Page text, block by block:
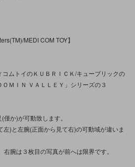
MEDI COM TOY】
コムトイのＫＵＢＲＩＣＫ/キューブリックの
ＯＭＩＮ ＶＡＬＬＥＹ」シリーズの３
か)が可動致します。
)と左腕(正面から見て右)の可動域が違いま
腕は３枚目の写真が前へは限界です。